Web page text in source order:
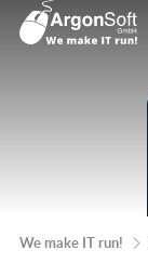
We make IT run!